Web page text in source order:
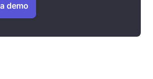
demo